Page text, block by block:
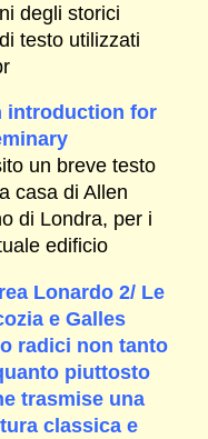
degli storici
testo utilizzati
introduction for
un breve testo
casa di Allen
di Londra, per i
edificio
Lonardo 2/ Le
e Galles
radici non tanto
piuttosto
trasmise una
classica e